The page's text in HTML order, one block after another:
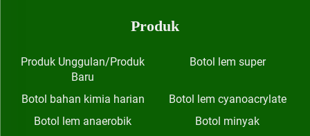
Produk
Produk Unggulan/Produk
Baru
Botol lem super
Botol bahan kimia harian
Botol lem cyanoacrylate
Botol lem anaerobik
Botol minyak